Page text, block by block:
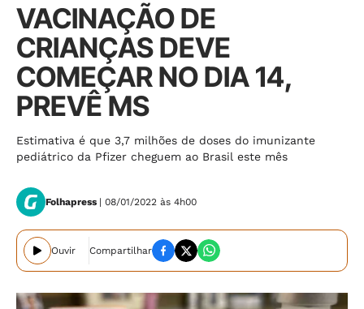
VACINAÇÃO DE
CRIANÇAS DEVE
COMEÇAR NO DIA 14,
PREVÊ MS
Estimativa é que 3,7 milhões de doses do imunizante
pediátrico da Pfizer cheguem ao Brasil este mês
Folhapress | 08/01/2022 às 4h00
Ouvir Compartilhar